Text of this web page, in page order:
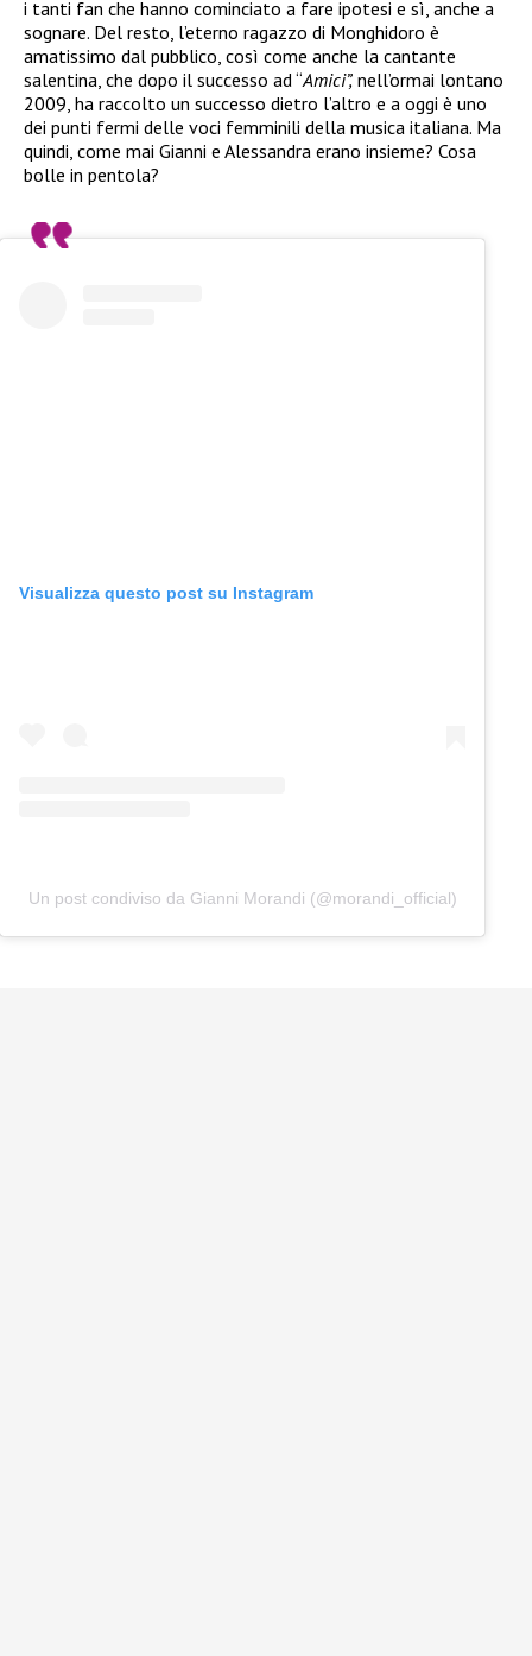
i tanti fan che hanno cominciato a fare ipotesi e sì, anche a
sognare. Del resto, l’eterno ragazzo di Monghidoro è
amatissimo dal pubblico, così come anche la cantante
salentina, che dopo il successo ad “Amici”, nell’ormai lontano
2009, ha raccolto un successo dietro l’altro e a oggi è uno
dei punti fermi delle voci femminili della musica italiana. Ma
quindi, come mai Gianni e Alessandra erano insieme? Cosa
bolle in pentola?
Visualizza questo post su Instagram
Un post condiviso da Gianni Morandi (@morandi_official)